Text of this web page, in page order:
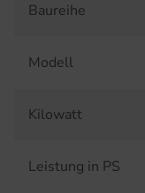
Baureihe
Modell
Kilowatt
Leistung in PS